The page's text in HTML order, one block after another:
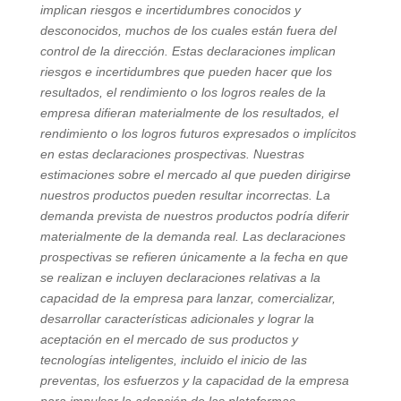
implican riesgos e incertidumbres conocidos y
desconocidos, muchos de los cuales están fuera del
control de la dirección. Estas declaraciones implican
riesgos e incertidumbres que pueden hacer que los
resultados, el rendimiento o los logros reales de la
empresa difieran materialmente de los resultados, el
rendimiento o los logros futuros expresados o implícitos
en estas declaraciones prospectivas. Nuestras
estimaciones sobre el mercado al que pueden dirigirse
nuestros productos pueden resultar incorrectas. La
demanda prevista de nuestros productos podría diferir
materialmente de la demanda real. Las declaraciones
prospectivas se refieren únicamente a la fecha en que
se realizan e incluyen declaraciones relativas a la
capacidad de la empresa para lanzar, comercializar,
desarrollar características adicionales y lograr la
aceptación en el mercado de sus productos y
tecnologías inteligentes, incluido el inicio de las
preventas, los esfuerzos y la capacidad de la empresa